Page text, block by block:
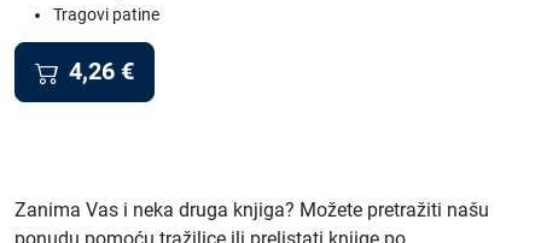
Tragovi patine
4,26 €
Zanima Vas i neka druga knjiga? Možete pretražiti našu